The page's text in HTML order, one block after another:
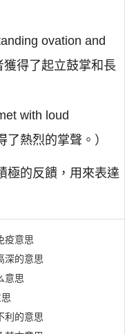
ovation and
得了起立鼓掌和長
with loud
熱烈的掌聲。）
極的反饋，用來表達
疫意思
深的意思
意思
利的意思